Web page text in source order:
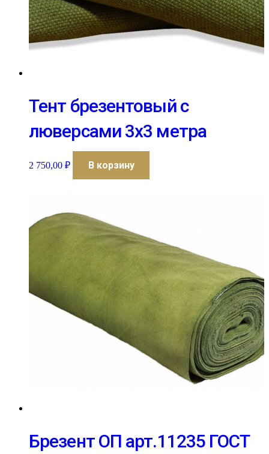
Тент брезентовый с
люверсами 3х3 метра
2 750,00 ₽ В корзину
Брезент ОП арт.11235 ГОСТ